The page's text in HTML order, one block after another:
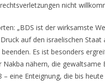
nicht
„BDS ist der wirksamste
auf den israelischen
Es ist besonders
Nakba nähern, die
– eine Enteignung, die bis